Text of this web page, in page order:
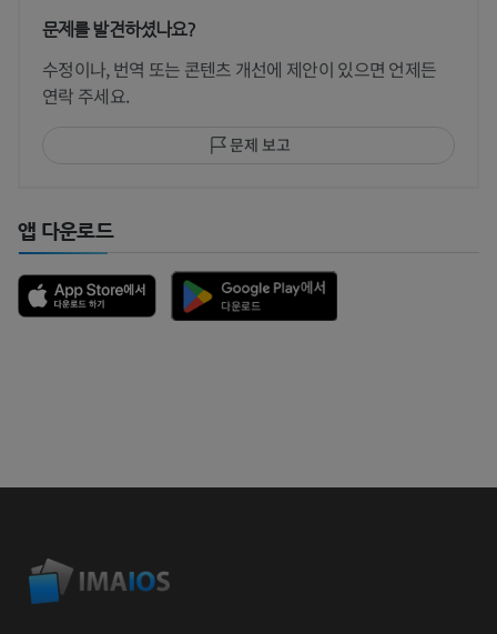
문제를 발견하셨나요?
수정이나, 번역 또는 콘텐츠 개선에 제안이 있으면 언제든
연락 주세요.
문제 보고
앱 다운로드